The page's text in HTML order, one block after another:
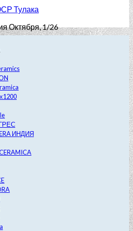
Тулака
Октября, 1/26
ИНДИЯ